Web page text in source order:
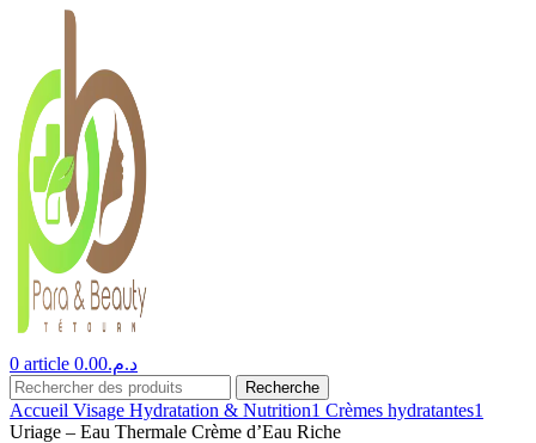
0 article د.م.0.00
Recherche
Accueil Visage Hydratation & Nutrition1 Crèmes hydratantes1
Uriage – Eau Thermale Crème d’Eau Riche